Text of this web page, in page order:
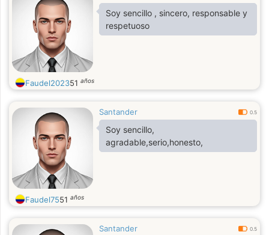
Soy sencillo , sincero, responsable y
respetuoso
Faudel202351 años
Santander 0.5
Soy sencillo,
agradable,serio,honesto,
Faudel7551 años
Santander 0.5